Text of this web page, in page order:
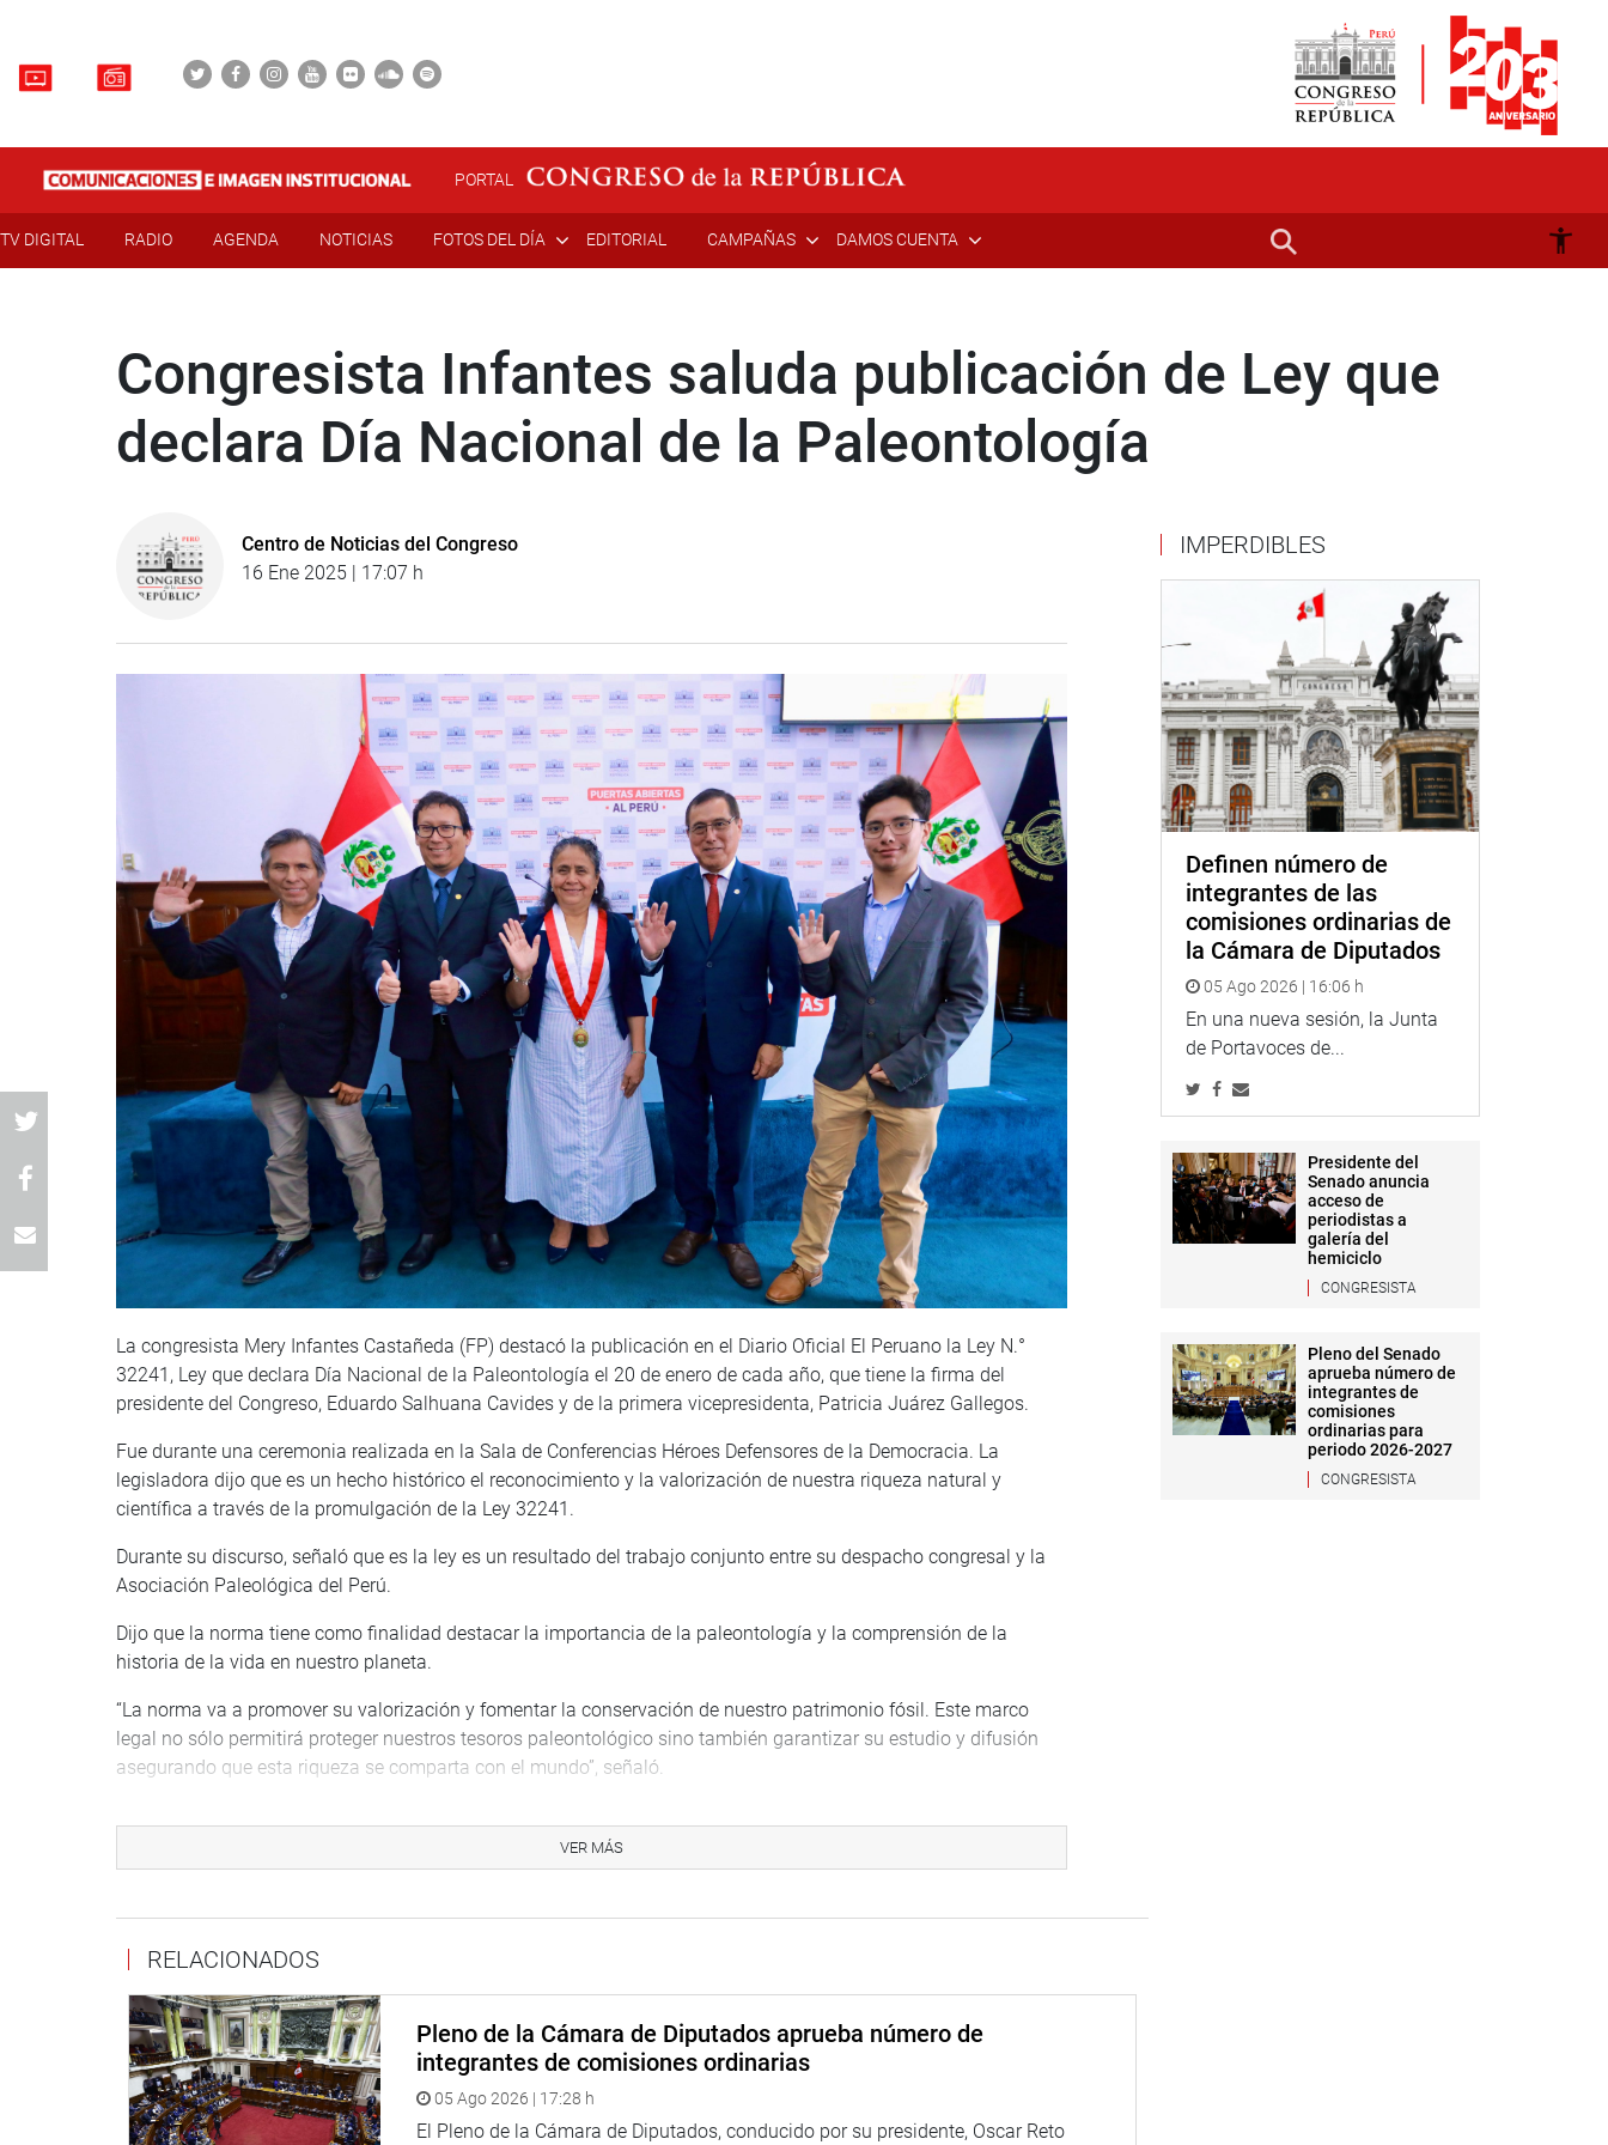
PORTAL
TV DIGITAL RADIO AGENDA NOTICIAS FOTOS DEL DÍA EDITORIAL CAMPAÑAS DAMOS CUENTA
Congresista Infantes saluda publicación de Ley que
declara Día Nacional de la Paleontología
Centro de Noticias del Congreso
16 Ene 2025 | 17:07 h
La congresista Mery Infantes Castañeda (FP) destacó la publicación en el Diario Oficial El Peruano la Ley N.°
32241, Ley que declara Día Nacional de la Paleontología el 20 de enero de cada año, que tiene la firma del
presidente del Congreso, Eduardo Salhuana Cavides y de la primera vicepresidenta, Patricia Juárez Gallegos.
Fue durante una ceremonia realizada en la Sala de Conferencias Héroes Defensores de la Democracia. La
legisladora dijo que es un hecho histórico el reconocimiento y la valorización de nuestra riqueza natural y
científica a través de la promulgación de la Ley 32241.
Durante su discurso, señaló que es la ley es un resultado del trabajo conjunto entre su despacho congresal y la
Asociación Paleológica del Perú.
Dijo que la norma tiene como finalidad destacar la importancia de la paleontología y la comprensión de la
historia de la vida en nuestro planeta.
“La norma va a promover su valorización y fomentar la conservación de nuestro patrimonio fósil. Este marco
legal no sólo permitirá proteger nuestros tesoros paleontológico sino también garantizar su estudio y difusión
asegurando que esta riqueza se comparta con el mundo”, señaló.
para las futuras generaciones. “Hoy damos un paso importante hacia el cambio, pero su continuidad depende de
todos nosotros, juntos podemos preservar nuestros pasados e iluminar nuestro futuro”, dijo.
Indicó que el Perú es un país privilegiado por su extraordinaria riqueza geológica y paleontológica.
“En nuestro territorio se encuentran fósiles de gran diversidad y antigüedad como el Titanosaurio que se
encuentra en la Universidad Nacional Mayor de San Marcos. En este contexto agradezco a todos los que se
involucraron en este proyecto y reconocer el trabajo de todos ustedes”, finalizó.
OFICINA DE COMUNICACIONES E IMAGEN INSTITUCIONAL
VER MÁS
RELACIONADOS
Pleno de la Cámara de Diputados aprueba número de
integrantes de comisiones ordinarias
05 Ago 2026 | 17:28 h
El Pleno de la Cámara de Diputados, conducido por su presidente, Oscar Reto
IMPERDIBLES
Definen número de
integrantes de las
comisiones ordinarias de
la Cámara de Diputados
05 Ago 2026 | 16:06 h
En una nueva sesión, la Junta
de Portavoces de...
Presidente del
Senado anuncia
acceso de
periodistas a
galería del
hemiciclo
CONGRESISTA
Pleno del Senado
aprueba número de
integrantes de
comisiones
ordinarias para
periodo 2026-2027
CONGRESISTA